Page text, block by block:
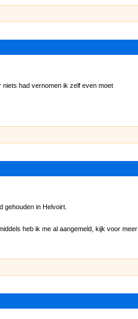
niets had vernomen ik zelf even moet
gehouden in Helvoirt.
heb ik me al aangemeld, kijk voor meer